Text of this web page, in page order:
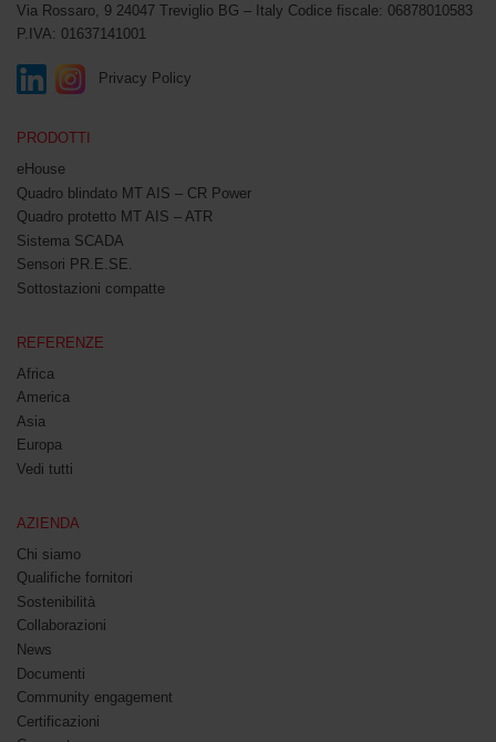
Via Rossaro, 9 24047 Treviglio BG – Italy Codice fiscale: 06878010583
P.IVA: 01637141001
Privacy Policy
PRODOTTI
eHouse
Quadro blindato MT AIS – CR Power
Quadro protetto MT AIS – ATR
Sistema SCADA
Sensori PR.E.SE.
Sottostazioni compatte
REFERENZE
Africa
America
Asia
Europa
Vedi tutti
AZIENDA
Chi siamo
Qualifiche fornitori
Sostenibilità
Collaborazioni
News
Documenti
Community engagement
Certificazioni